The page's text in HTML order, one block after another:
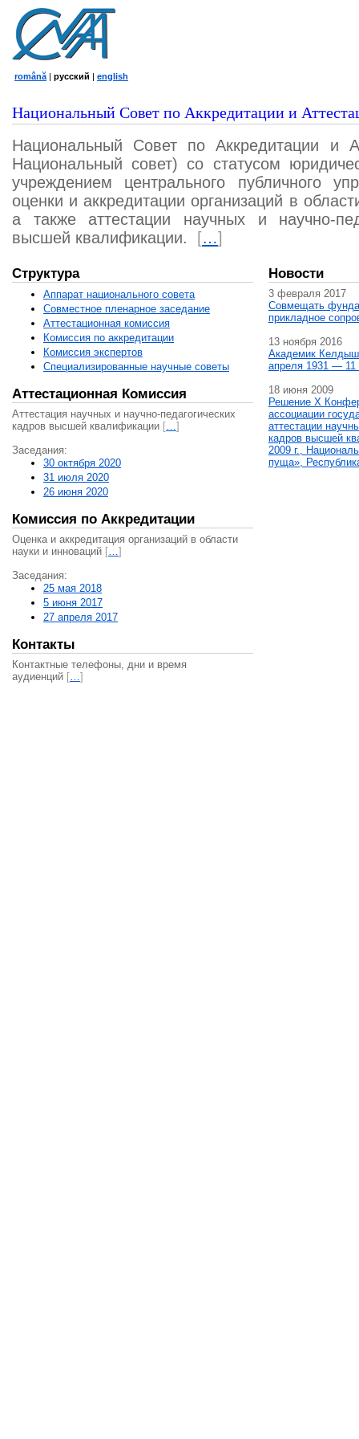
română | русский | english
Национальный Совет по Аккредитации и
Национальный Совет по Аккредитации и
Национальный совет) со статусом
учреждением центрального публичного
оценки и аккредитации организаций в
а также аттестации научных и научно-
высшей квалификации.
[…]
Структура
Аппарат национального совета
Совместное пленарное заседание
Аттестационная комисcия
Комиссия по аккредитации
Комиссия экспертов
Специализированные научные советы
Аттестационная Комиссия
Аттестация научных и научно-педагогических
кадров высшей квалификации […]
Заседания:
30 октября 2020
31 июля 2020
26 июня 2020
Комиссия по Аккредитации
Оценка и аккредитация организаций в области
науки и инноваций […]
Заседания:
25 мая 2018
5 июня 2017
27 апреля 2017
Контакты
Контактные телефоны, дни и время
аудиенций […]
Новости
3 февраля 2017
Совмещать
прикладное
13 ноября 2016
Академик
апреля 1931 — 11
18 июня 2009
Решение X
ассоциации
аттестации
кадров высшей
2009 г.,
пуща»,